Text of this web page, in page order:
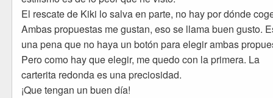
El rescate de Kiki lo salva en parte, no hay por dónde
Ambas propuestas me gustan, eso se llama buen gusto.
una pena que no haya un botón para elegir ambas
Pero como hay que elegir, me quedo con la primera. La
carterita redonda es una preciosidad.
¡Que tengan un buen día!